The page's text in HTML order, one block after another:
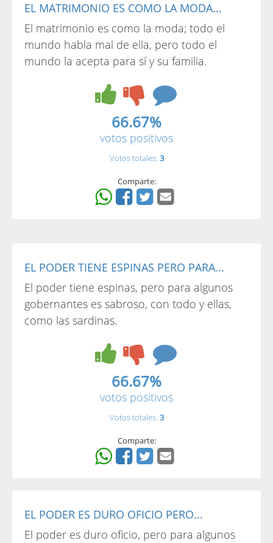
EL MATRIMONIO ES COMO LA MODA...
El matrimonio es como la moda; todo el
mundo habla mal de ella, pero todo el
mundo la acepta para sí y su familia.
66.67%
votos positivos
Votos totales: 3
Comparte:
EL PODER TIENE ESPINAS PERO PARA...
El poder tiene espinas, pero para algunos
gobernantes es sabroso, con todo y ellas,
como las sardinas.
66.67%
votos positivos
Votos totales: 3
Comparte:
EL PODER ES DURO OFICIO PERO...
El poder es duro oficio, pero para algunos